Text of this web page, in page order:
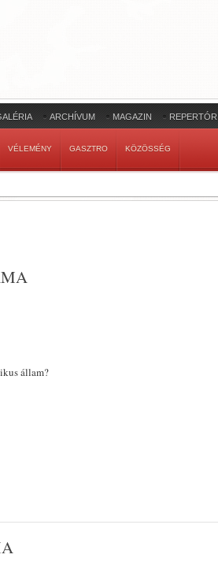
ARCHÍVUM MAGAZIN
VÉLEMÉNY GASZTRO KÖZÖSSÉG
állam?